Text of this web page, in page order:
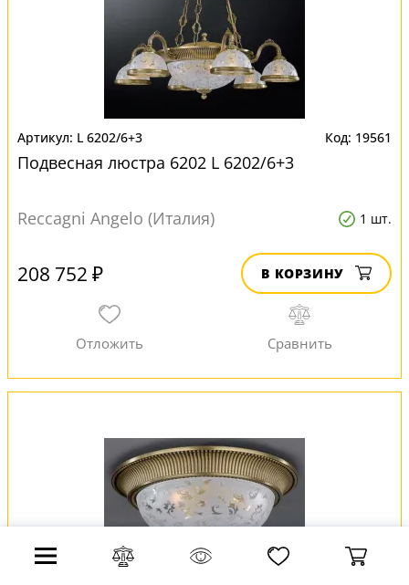
L 6202/6+3 19561
Подвесная люстра 6202 L 6202/6+3
Reccagni Angelo (Италия) 1 шт.
208 752 ₽ В КОРЗИНУ